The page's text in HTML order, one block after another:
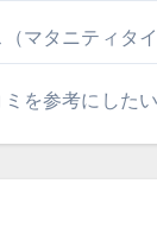
マタニティタイ
を参考にしたい